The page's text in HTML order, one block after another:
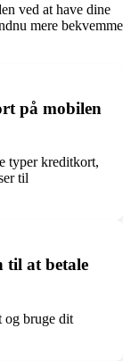
ved at have dine
mere bekvemme
på mobilen
typer kreditkort,
til
til at betale
og bruge dit